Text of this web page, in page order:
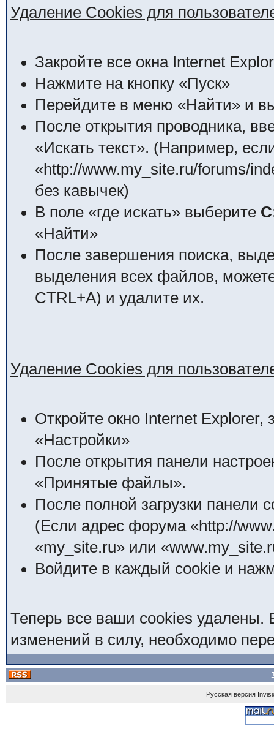
Удаление Cookies для
Закройте все окна Internet
Нажмите на кнопку «Пуск»
Перейдите в меню «Найти» и
После открытия проводника,
«Искать текст». (Например,
«http://www.my_site.ru/forums/
без кавычек)
В поле «где искать» выберите
«Найти»
После завершения поиска,
выделения всех файлов,
CTRL+A) и удалите их.
Удаление Cookies для
Откройте окно Internet
«Настройки»
После открытия панели
«Принятые файлы».
После полной загрузки
(Если адрес форума «http://
«my_site.ru» или
Войдите в каждый cookie и
Теперь все ваши cookies удалены.
изменений в силу, необходимо
Русская версия